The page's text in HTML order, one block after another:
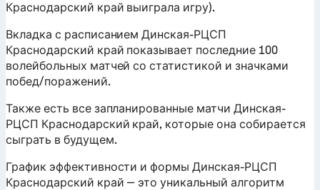
Краснодарский край выиграла игру).
Вкладка с расписанием Динская-РЦСП
Краснодарский край показывает последние 100
волейбольных матчей со статистикой и значками
побед/поражений.
Также есть все запланированные матчи Динская-
РЦСП Краснодарский край, которые она собирается
сыграть в будущем.
График эффективности и формы Динская-РЦСП
Краснодарский край — это уникальный алгоритм